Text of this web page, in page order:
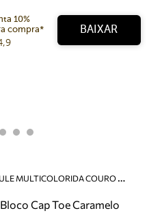
10%
compra*
BAIXAR
M
ULE MULTICOLORIDA COURO SALTO BLOCO CAP TOE CARAMELO
Cap Toe Caramelo